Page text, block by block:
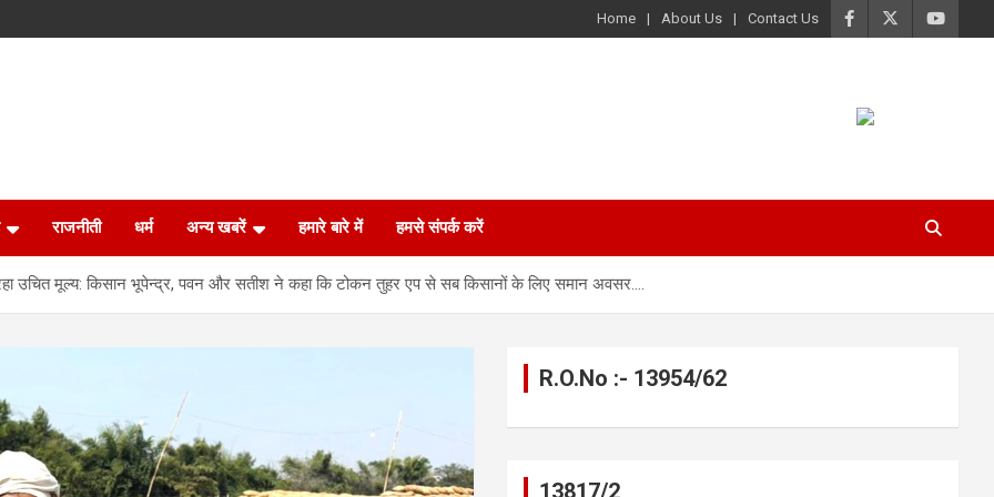
Home About Us Contact Us
राजनीती धर्म अन्य खबरें हमारे बारे में हमसे संपर्क करें
उचित मूल्य: किसान भूपेन्द्र, पवन और सतीश ने कहा कि टोकन तुहर एप से सब किसानों के लिए समान अवसर….
R.O.No :- 13954/62
13817/2